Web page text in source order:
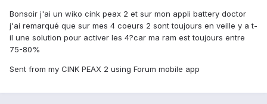
Bonsoir j'ai un wiko cink peax 2 et sur mon appli battery doctor
j'ai remarqué que sur mes 4 coeurs 2 sont toujours en veille y a t-
il une solution pour activer les 4?car ma ram est toujours entre
75-80%
Sent from my CINK PEAX 2 using Forum mobile app